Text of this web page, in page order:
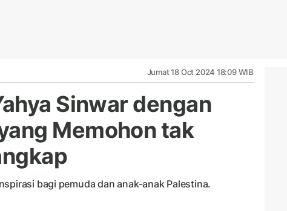
Jumat 18 Oct 2024 18:09 WIB
Sinwar dengan
Memohon tak
bagi pemuda dan anak-anak Palestina.